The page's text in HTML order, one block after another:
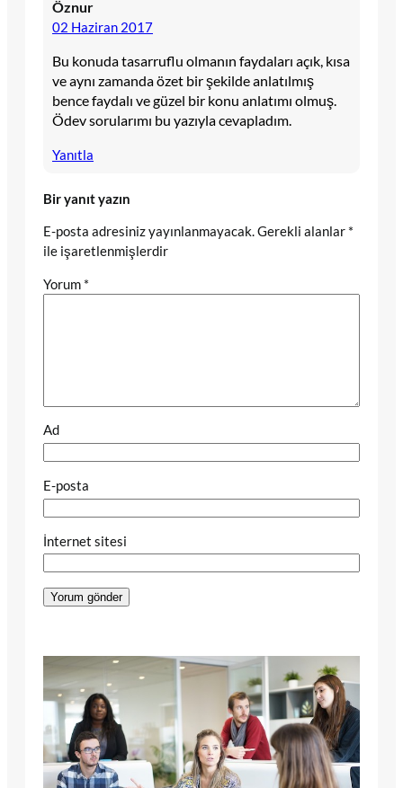
Öznur
02 Haziran 2017
Bu konuda tasarruflu olmanın faydaları açık, kısa
ve aynı zamanda özet bir şekilde anlatılmış
bence faydalı ve güzel bir konu anlatımı olmuş.
Ödev sorularımı bu yazıyla cevapladım.
Yanıtla
Bir yanıt yazın
E-posta adresiniz yayınlanmayacak.Gerekli alanlar *
ile işaretlenmişlerdir
Yorum *
Ad
E-posta
İnternet sitesi